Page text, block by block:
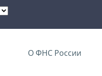
О ФНС России